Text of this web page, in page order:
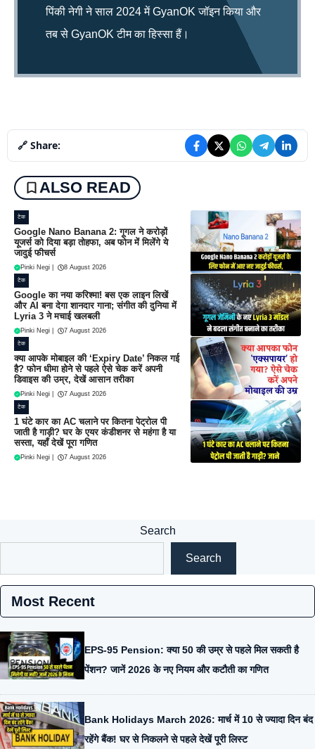
पिंकी नेगी ने साल 2024 में GyanOK जॉइन किया और
तब से GyanOK टीम का हिस्सा हैं।
🔗 Share:
ALSO READ
टेक
Google Nano Banana 2: गूगल ने करोड़ों
यूजर्स को दिया बड़ा तोहफा, अब फोन में मिलेंगे ये
जादुई फीचर्स
Pinki Negi 8 August 2026
टेक
Google का नया करिश्मा! बस एक लाइन लिखें
और AI बना देगा शानदार गाना; संगीत की दुनिया में
Lyria 3 ने मचाई खलबली
Pinki Negi 7 August 2026
टेक
क्या आपके मोबाइल की ‘Expiry Date’ निकल गई
है? फोन धीमा होने से पहले ऐसे चेक करें अपनी
डिवाइस की उम्र, देखें आसान तरीका
Pinki Negi 7 August 2026
टेक
1 घंटे कार का AC चलाने पर कितना पेट्रोल पी
जाती है गाड़ी? घर के एयर कंडीशनर से महंगा है या
सस्ता, यहाँ देखें पूरा गणित
Pinki Negi 7 August 2026
Search
Search
Most Recent
EPS-95 Pension: क्या 50 की उम्र से पहले मिल सकती है
पेंशन? जानें 2026 के नए नियम और कटौती का गणित
Bank Holidays March 2026: मार्च में 10 से ज्यादा दिन बंद
रहेंगे बैंक! घर से निकलने से पहले देखें पूरी लिस्ट